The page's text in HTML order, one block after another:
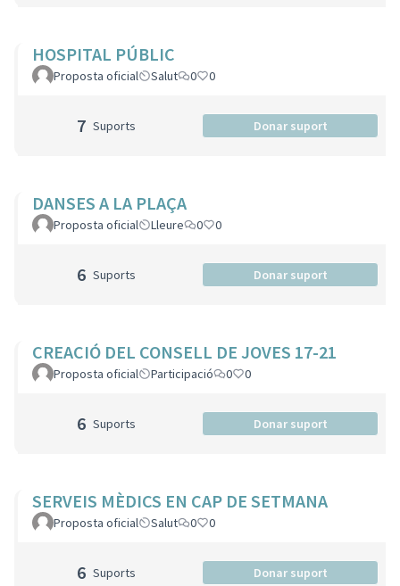
HOSPITAL PÚBLIC
Proposta oficial Salut 0 0
7 Suports Donar suport
DANSES A LA PLAÇA
Proposta oficial Lleure 0 0
6 Suports Donar suport
CREACIÓ DEL CONSELL DE JOVES 17-21
Proposta oficial Participació 0 0
6 Suports Donar suport
SERVEIS MÈDICS EN CAP DE SETMANA
Proposta oficial Salut 0 0
6 Suports Donar suport